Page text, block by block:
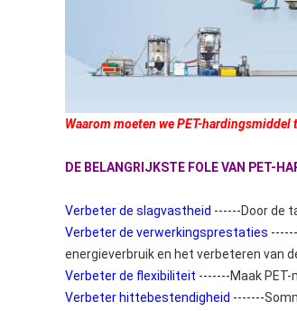
Waarom moeten we PET-
DE BELANGRIJKSTE FOLE VAN PET-
Verbeter de slagvastheid ------Door de
Verbeter de verwerkingsprestaties ------
energieverbruik en het verbeteren van
Verbeter de flexibiliteit -------Maak
Verbeter hittebestendigheid -------